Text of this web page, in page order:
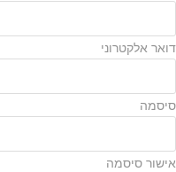
דואר אלקטרוני
סיסמה
אישור סיסמה